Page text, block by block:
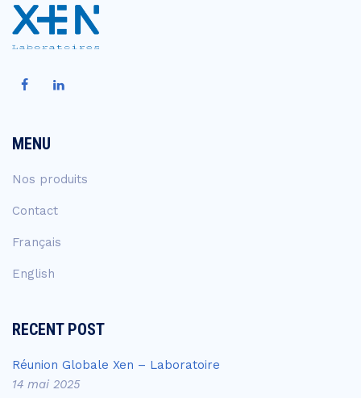
MENU
Nos produits
Contact
Français
English
RECENT POST
Réunion Globale Xen – Laboratoire
14 mai 2025